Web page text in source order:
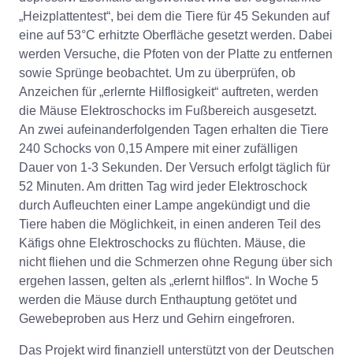
„Heizplattentest“, bei dem die Tiere für 45 Sekunden auf
eine auf 53°C erhitzte Oberfläche gesetzt werden. Dabei
werden Versuche, die Pfoten von der Platte zu entfernen
sowie Sprünge beobachtet. Um zu überprüfen, ob
Anzeichen für „erlernte Hilflosigkeit“ auftreten, werden
die Mäuse Elektroschocks im Fußbereich ausgesetzt.
An zwei aufeinanderfolgenden Tagen erhalten die Tiere
240 Schocks von 0,15 Ampere mit einer zufälligen
Dauer von 1-3 Sekunden. Der Versuch erfolgt täglich für
52 Minuten. Am dritten Tag wird jeder Elektroschock
durch Aufleuchten einer Lampe angekündigt und die
Tiere haben die Möglichkeit, in einen anderen Teil des
Käfigs ohne Elektroschocks zu flüchten. Mäuse, die
nicht fliehen und die Schmerzen ohne Regung über sich
ergehen lassen, gelten als „erlernt hilflos“. In Woche 5
werden die Mäuse durch Enthauptung getötet und
Gewebeproben aus Herz und Gehirn eingefroren.
Das Projekt wird finanziell unterstützt von der Deutschen